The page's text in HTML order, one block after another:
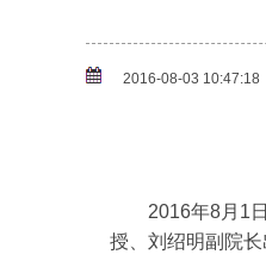
2016-08-03 10:47:18
2016年8月1日
授、刘绍明副院